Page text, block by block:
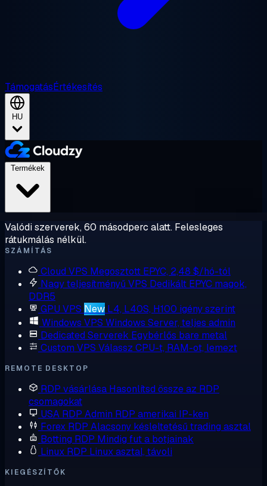
TámogatásÉrtékesítés
HU
Valódi szerverek, 60 másodperc alatt. Felesleges
rátukmálás nélkül.
SZÁMÍTÁS
Cloud VPS Megosztott EPYC, 2,48 $/hó-tól
Nagy teljesítményű VPS Dedikált EPYC magok,
DDR5
GPU VPS New L4, L40S, H100 igény szerint
Windows VPS Windows Server, teljes admin
Dedicated Serverek Egybérlős bare metal
Custom VPS Válassz CPU-t, RAM-ot, lemezt
REMOTE DESKTOP
RDP vásárlása Hasonlítsd össze az RDP
csomagokat
USA RDP Admin RDP amerikai IP-ken
Forex RDP Alacsony késleltetésű trading asztal
Botting RDP Mindig fut a botjainak
Linux RDP Linux asztal, távoli
KIEGÉSZÍTŐK